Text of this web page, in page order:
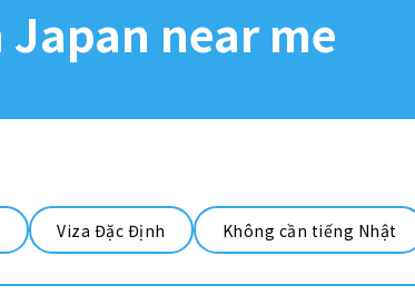
near me
Viza Đặc Định Không cần tiếng Nhật